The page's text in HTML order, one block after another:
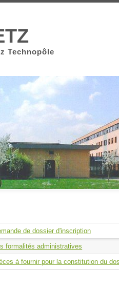
Technopôle
de dossier d'inscription
formalités administratives
à fournir pour la constitution du